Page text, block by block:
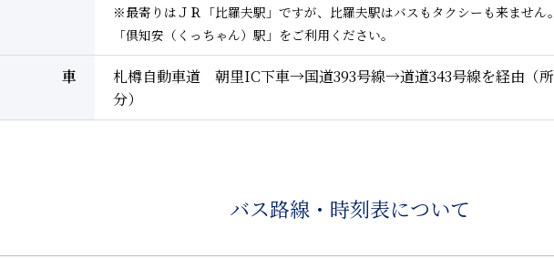
※最寄りはＪＲ「比羅夫駅」ですが、比羅夫駅はバスもタクシーも来ません
「倶知安（くっちゃん）駅」をご利用ください。
車
札樽自動車道 朝里IC下車→国道393号線→道道343号線を経由（
分）
バス路線・時刻表について